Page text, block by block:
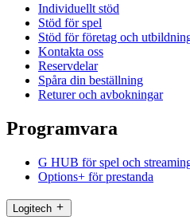
Individuellt stöd
Stöd för spel
Stöd för företag och
Kontakta oss
Reservdelar
Spåra din beställning
Returer och avbokningar
Programvara
G HUB för spel och
Options+ för prestanda
Logitech